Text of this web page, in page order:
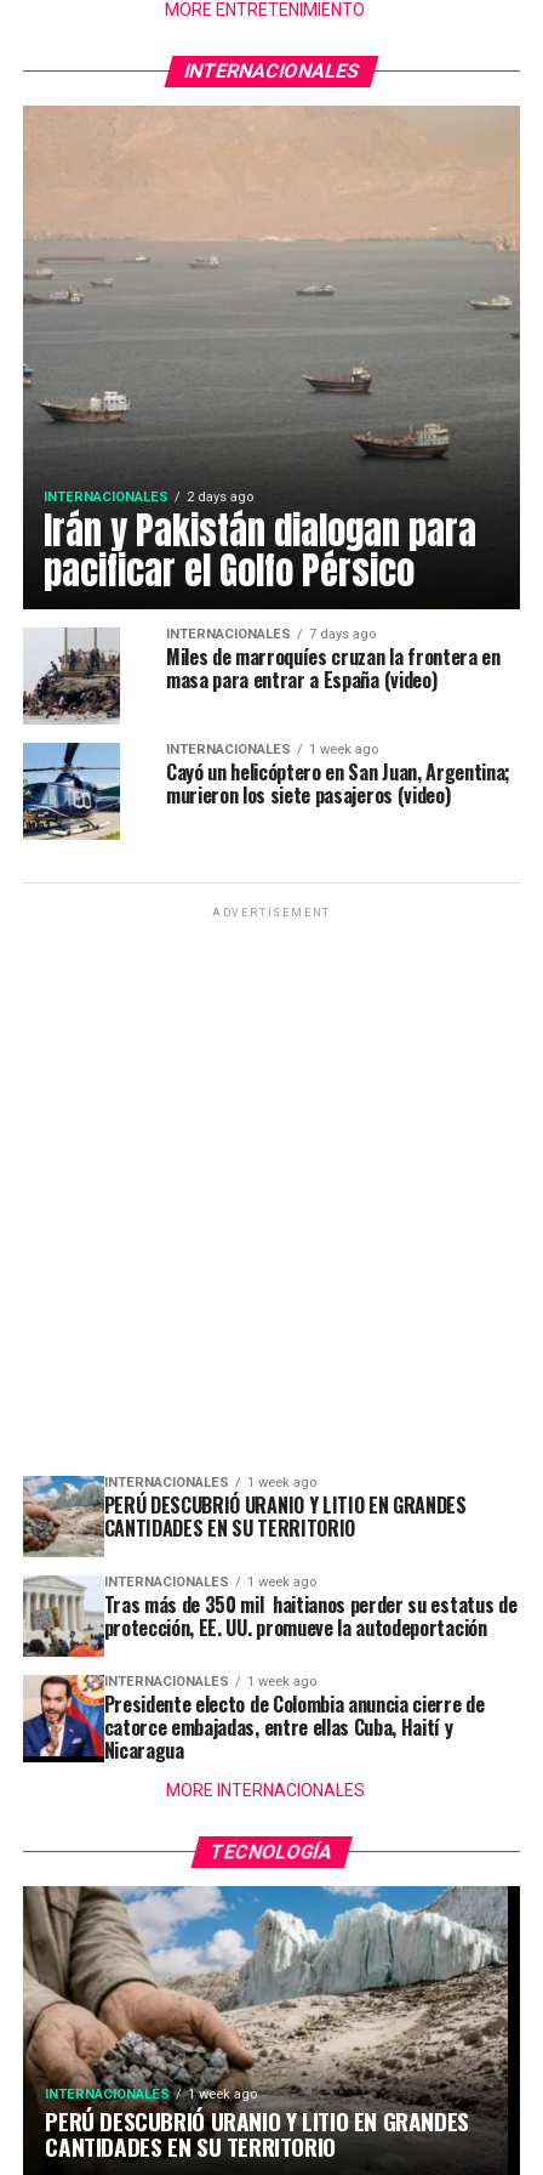
MORE ENTRETENIMIENTO
INTERNACIONALES
INTERNACIONALES 2 days ago
Irán y Pakistán dialogan para
pacificar el Golfo Pérsico
INTERNACIONALES 7 days ago
Miles de marroquíes cruzan la frontera en
masa para entrar a España (video)
INTERNACIONALES 1 week ago
Cayó un helicóptero en San Juan, Argentina;
murieron los siete pasajeros (video)
ADVERTISEMENT
INTERNACIONALES 1 week ago
PERÚ DESCUBRIÓ URANIO Y LITIO EN GRANDES
CANTIDADES EN SU TERRITORIO
INTERNACIONALES 1 week ago
Tras más de 350 mil haitianos perder su estatus de
protección, EE. UU. promueve la autodeportación
INTERNACIONALES 1 week ago
Presidente electo de Colombia anuncia cierre de
catorce embajadas, entre ellas Cuba, Haití y
Nicaragua
MORE INTERNACIONALES
TECNOLOGÍA
INTERNACIONALES 1 week ago
PERÚ DESCUBRIÓ URANIO Y LITIO EN GRANDES
CANTIDADES EN SU TERRITORIO